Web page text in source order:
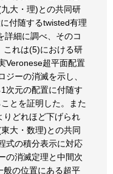
大・理)との共同研
付随するtwisted有理
詳細に調べ、そのコ
これは(5)における研
Veronese超平面配置
ーの消滅を示し、
次元の配置に付随す
とを証明した。また
りどれほど下げられ
大・数理)との共同
式の積分表示に対応
の消滅定理と中間次
般の位置にある超平